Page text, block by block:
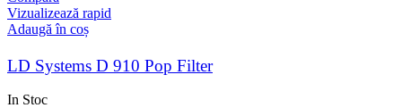
Vizualizează rapid
Adaugă în coș
LD Systems D 910 Pop Filter
In Stoc